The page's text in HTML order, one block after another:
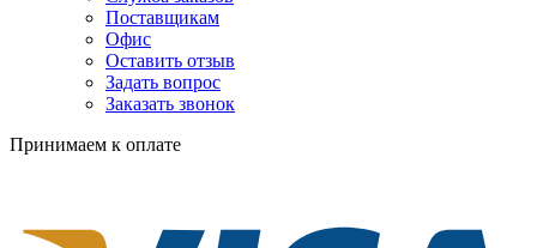
Поставщикам
Офис
Оставить отзыв
Задать вопрос
Заказать звонок
Принимаем к оплате